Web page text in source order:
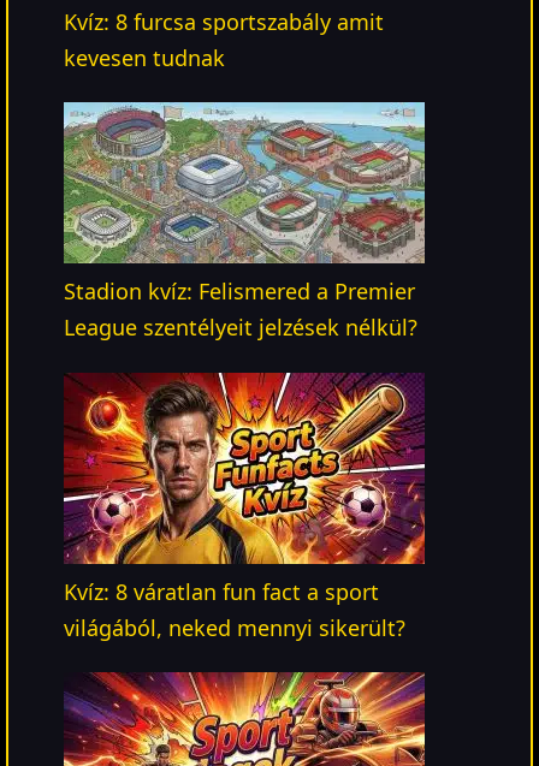
Kvíz: 8 furcsa sportszabály amit
kevesen tudnak
Stadion kvíz: Felismered a Premier
League szentélyeit jelzések nélkül?
Kvíz: 8 váratlan fun fact a sport
világából, neked mennyi sikerült?